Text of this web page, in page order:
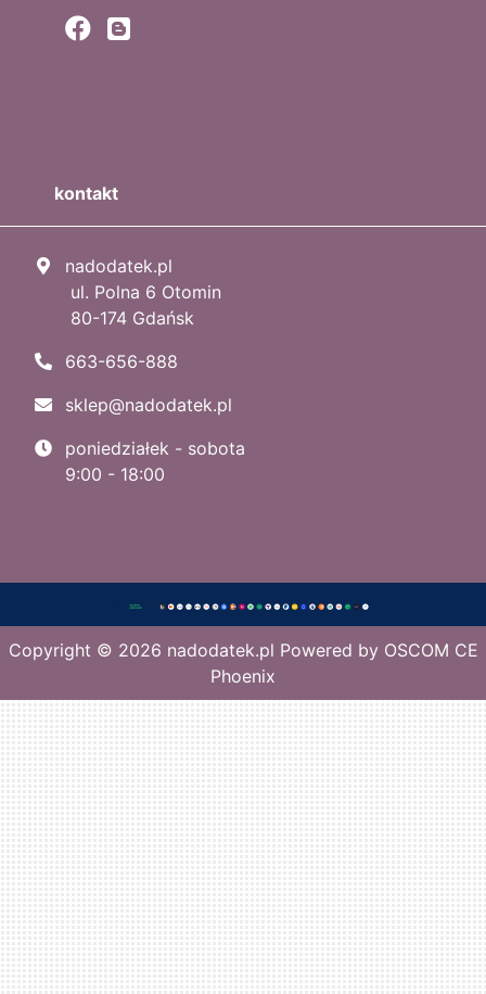
kontakt
nadodatek.pl
ul. Polna 6 Otomin
80-174 Gdańsk
663-656-888
sklep@nadodatek.pl
poniedziałek - sobota
9:00 - 18:00
Copyright © 2026 nadodatek.pl Powered by OSCOM CE
Phoenix